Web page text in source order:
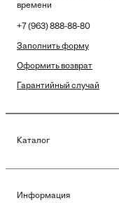
времени
+7 (963) 888-88-80
Заполнить форму
Оформить возврат
Гарантийный случай
Каталог
Информация